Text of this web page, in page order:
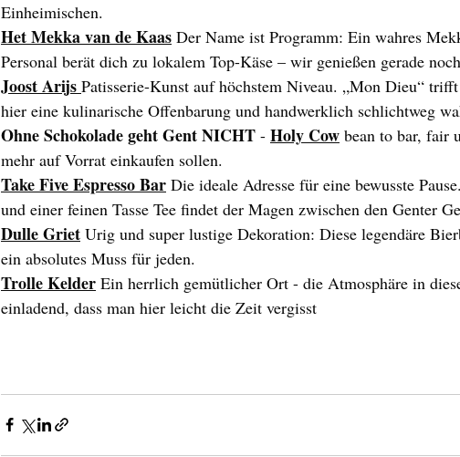
Einheimischen.
Het Mekka van de Kaas Der Name ist Programm: Ein wahres
Personal berät dich zu lokalem Top-Käse – wir genießen gerade
Joost Arijs Patisserie-Kunst auf höchstem Niveau. „Mon Dieu“
hier eine kulinarische Offenbarung und handwerklich schlichtweg
Ohne Schokolade geht Gent NICHT - Holy Cow bean to bar, fair
mehr auf Vorrat einkaufen sollen.
Take Five Espresso Bar Die ideale Adresse für eine bewusste
und einer feinen Tasse Tee findet der Magen zwischen den Genter
Dulle Griet Urig und super lustige Dekoration: Diese legendäre
ein absolutes Muss für jeden.
Trolle Kelder Ein herrlich gemütlicher Ort - die Atmosphäre in
einladend, dass man hier leicht die Zeit vergisst